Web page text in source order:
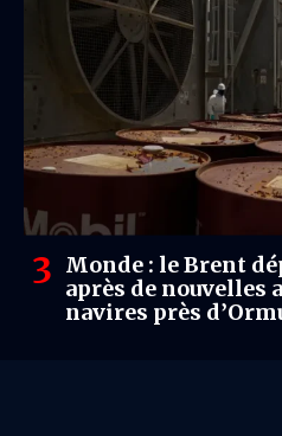
Monde : le Brent
après de nouvelles
navires près